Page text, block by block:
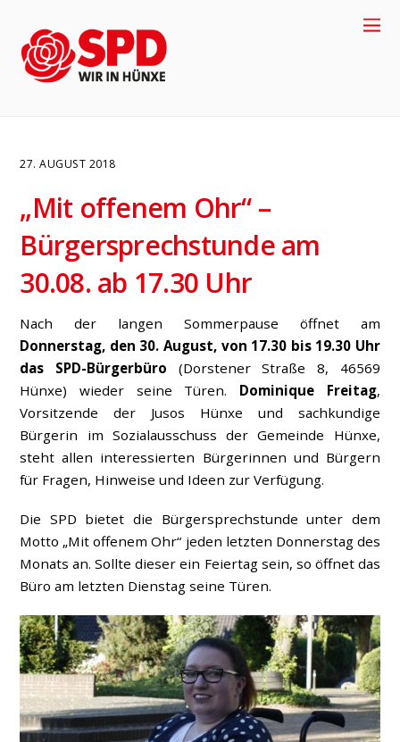
27. AUGUST 2018
„Mit offenem Ohr“ –
Bürgersprechstunde am
30.08. ab 17.30 Uhr
Nach der langen Sommerpause öffnet am
Donnerstag, den 30. August, von 17.30 bis 19.30 Uhr
das SPD-Bürgerbüro (Dorstener Straße 8, 46569
Hünxe) wieder seine Türen. Dominique Freitag,
Vorsitzende der Jusos Hünxe und sachkundige
Bürgerin im Sozialausschuss der Gemeinde Hünxe,
steht allen interessierten Bürgerinnen und Bürgern
für Fragen, Hinweise und Ideen zur Verfügung.
Die SPD bietet die Bürgersprechstunde unter dem
Motto „Mit offenem Ohr“ jeden letzten Donnerstag des
Monats an. Sollte dieser ein Feiertag sein, so öffnet das
Büro am letzten Dienstag seine Türen.